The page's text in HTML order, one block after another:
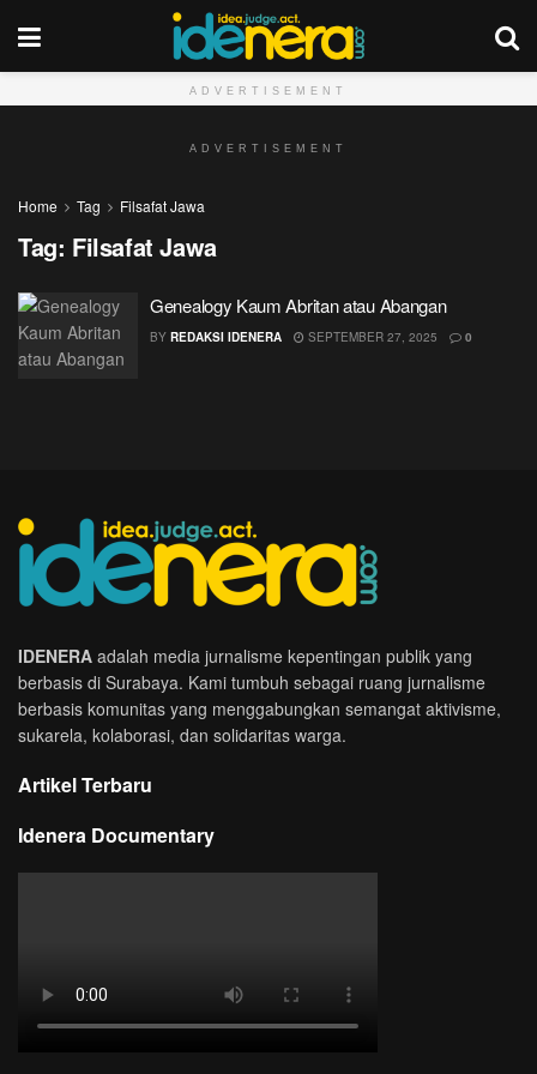
ADVERTISEMENT
ADVERTISEMENT
Home Tag Filsafat Jawa
Tag: Filsafat Jawa
Genealogy Kaum Abritan atau Abangan
BY REDAKSI IDENERA SEPTEMBER 27, 2025 0
IDENERA adalah media jurnalisme kepentingan publik yang
berbasis di Surabaya. Kami tumbuh sebagai ruang jurnalisme
berbasis komunitas yang menggabungkan semangat aktivisme,
sukarela, kolaborasi, dan solidaritas warga.
Artikel Terbaru
Idenera Documentary